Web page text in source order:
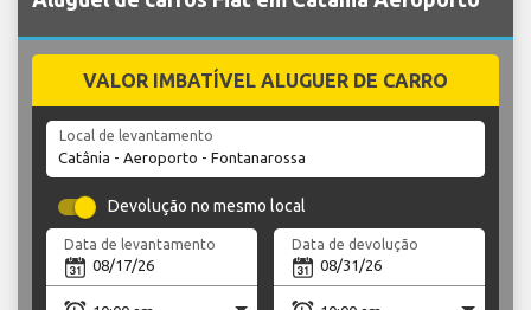
VALOR IMBATÍVEL ALUGUER DE CARRO
Local de levantamento
Devolução no mesmo local
Data de levantamento Data de devolução